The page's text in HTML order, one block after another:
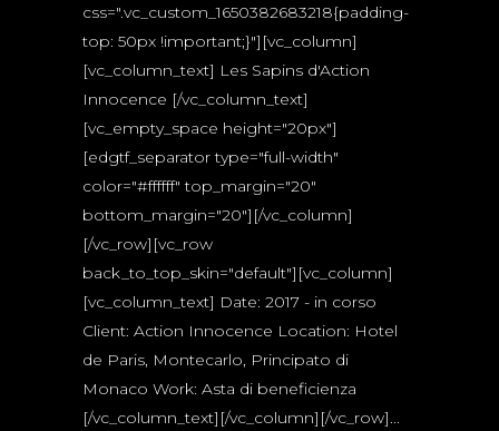
css=".vc_custom_1650382683218{padding-
top: 50px !important;}"][vc_column]
[vc_column_text] Les Sapins d'Action
Innocence [/vc_column_text]
[vc_empty_space height="20px"]
[edgtf_separator type="full-width"
color="#ffffff" top_margin="20"
bottom_margin="20"][/vc_column]
[/vc_row][vc_row
back_to_top_skin="default"][vc_column]
[vc_column_text] Date: 2017 - in corso
Client: Action Innocence Location: Hotel
de Paris, Montecarlo, Principato di
Monaco Work: Asta di beneficienza
[/vc_column_text][/vc_column][/vc_row]...